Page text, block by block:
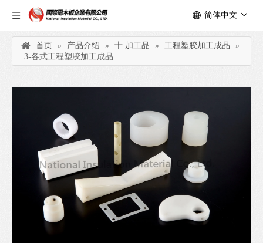
简体中文
首页 » 产品介绍 » 十.加工品 » 工程塑胶加工成品
»
3-各式工程塑胶加工成品